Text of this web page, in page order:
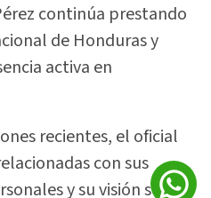
continúa prestando
de Honduras y
activa en
recientes, el oficial
con sus
y su visión sobre